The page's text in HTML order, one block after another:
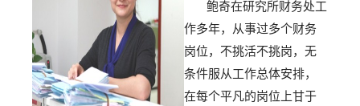
鲍奇在研究所财务处工
作多年，从事过多个财务
岗位， 不挑活不挑岗，无
条件服从工作总体安排，
在每个平凡的岗位上甘于